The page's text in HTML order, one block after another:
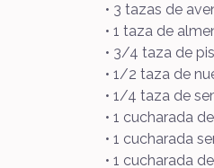
• 3 tazas de
• 1 taza de
• 3/4 taza de
• 1/2 taza de
• 1/4 taza de
• 1 cucharada
• 1 cucharada
• 1 cucharada